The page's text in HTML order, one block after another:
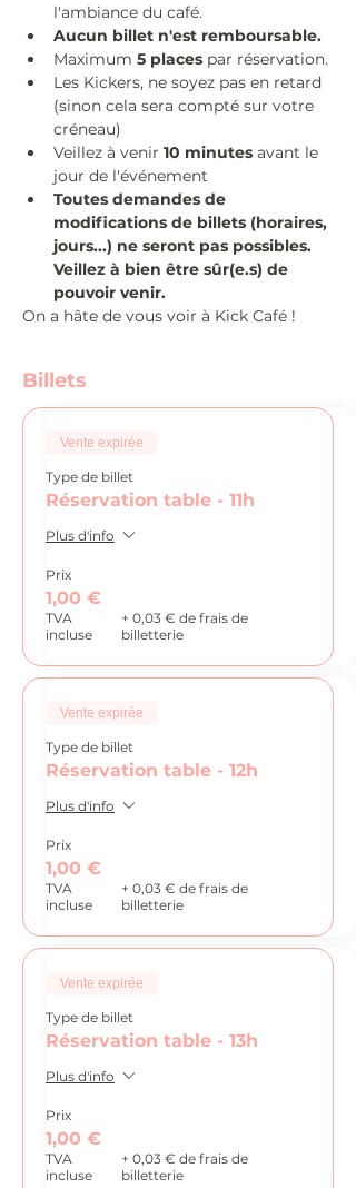
l'ambiance du café.
Aucun billet n'est remboursable.
Maximum 5 places par réservation.
Les Kickers, ne soyez pas en retard
(sinon cela sera compté sur votre
créneau)
Veillez à venir 10 minutes avant le
jour de l'événement
Toutes demandes de
modifications de billets (horaires,
jours...) ne seront pas possibles.
Veillez à bien être sûr(e.s) de
pouvoir venir.
On a hâte de vous voir à Kick Café !
Billets
Vente expirée
Type de billet
Réservation table - 11h
Plus d'info
Prix
1,00 €
TVA
incluse
+ 0,03 € de frais de
billetterie
Vente expirée
Type de billet
Réservation table - 12h
Plus d'info
Prix
1,00 €
TVA
incluse
+ 0,03 € de frais de
billetterie
Vente expirée
Type de billet
Réservation table - 13h
Plus d'info
Prix
1,00 €
TVA
incluse
+ 0,03 € de frais de
billetterie